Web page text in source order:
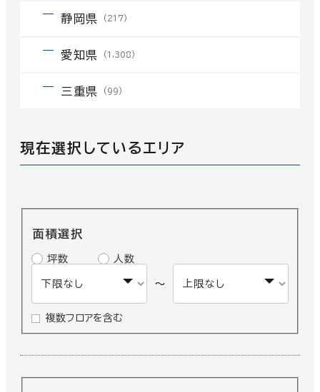
静岡県 (217)
愛知県 (1,308)
三重県 (99)
現在選択しているエリア
面積選択
坪数 人数
～
複数フロアを含む